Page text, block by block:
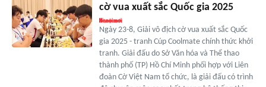
cờ vua xuất sắc Quốc gia 2025
Ngày 23-8, Giải vô địch cờ vua xuất sắc Quốc
gia 2025 - tranh Cúp Coolmate chính thức khởi
tranh. Giải đấu do Sở Văn hóa và Thể thao
thành phố (TP) Hồ Chí Minh phối hợp với Liên
đoàn Cờ Việt Nam tổ chức, là giải đấu có trình